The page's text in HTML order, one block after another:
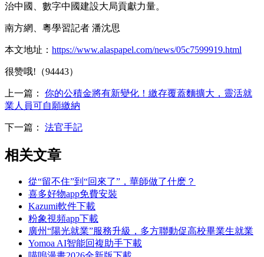
治中國、數字中國建設大局貢獻力量。
南方網、粵學習記者 潘沈思
本文地址： https://www.alaspapel.com/news/05c7599919.html
很赞哦!（94443）
上一篇： 你的公積金將有新變化！繳存覆蓋麵擴大，靈活就
業人員可自願繳納
下一篇： 法官手記
相关文章
從“留不住”到“回來了”，華師做了什麽？
喜多好物app免費安裝
Kazumi軟件下載
粉象視頻app下載
廣州“陽光就業”服務升級，多方聯動促高校畢業生就業
Yomoa AI智能回複助手下載